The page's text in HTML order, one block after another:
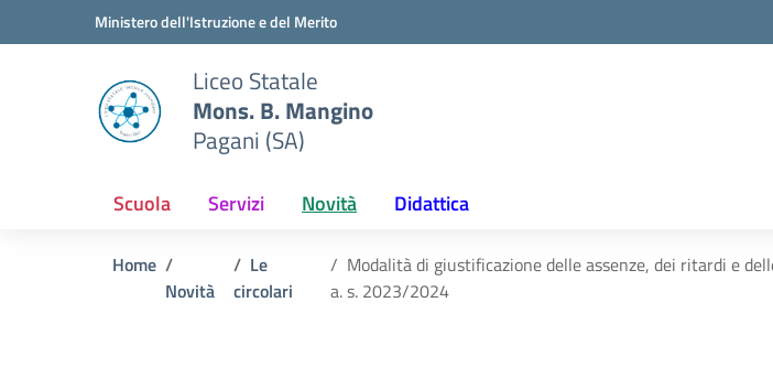
Vai ai contenuti
Vai al menu di navigazioneMinistero dell'Istruzione e del Merito
Liceo Statale
Mons. B. Mangino
Pagani (SA)
Scuola Servizi Novità Didattica
Home
Novità
Le
circolari
Modalità di giustificazione delle assenze, dei ritardi e
a. s. 2023/2024